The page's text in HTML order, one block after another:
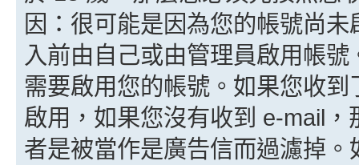
因：很可能是因為您的帳號尚
入前由自己或由管理員啟用帳
需要啟用您的帳號。如果您收
啟用，如果您沒有收到 e-mail
者是被當作是廣告信而過濾掉